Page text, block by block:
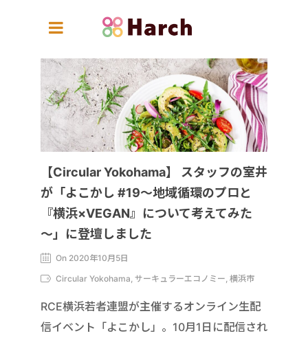
【Circular Yokohama】 スタッフの室井
が「よこかし #19～地域循環のプロと
『横浜×VEGAN』について考えてみた
～」に登壇しました
On 2020年10月5日
Circular Yokohama, サーキュラーエコノミー, 横浜市
RCE横浜若者連盟が主催するオンライン生配
信イベント「よこかし」。10月1日に配信され